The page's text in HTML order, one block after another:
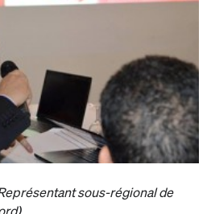
sous-régional de